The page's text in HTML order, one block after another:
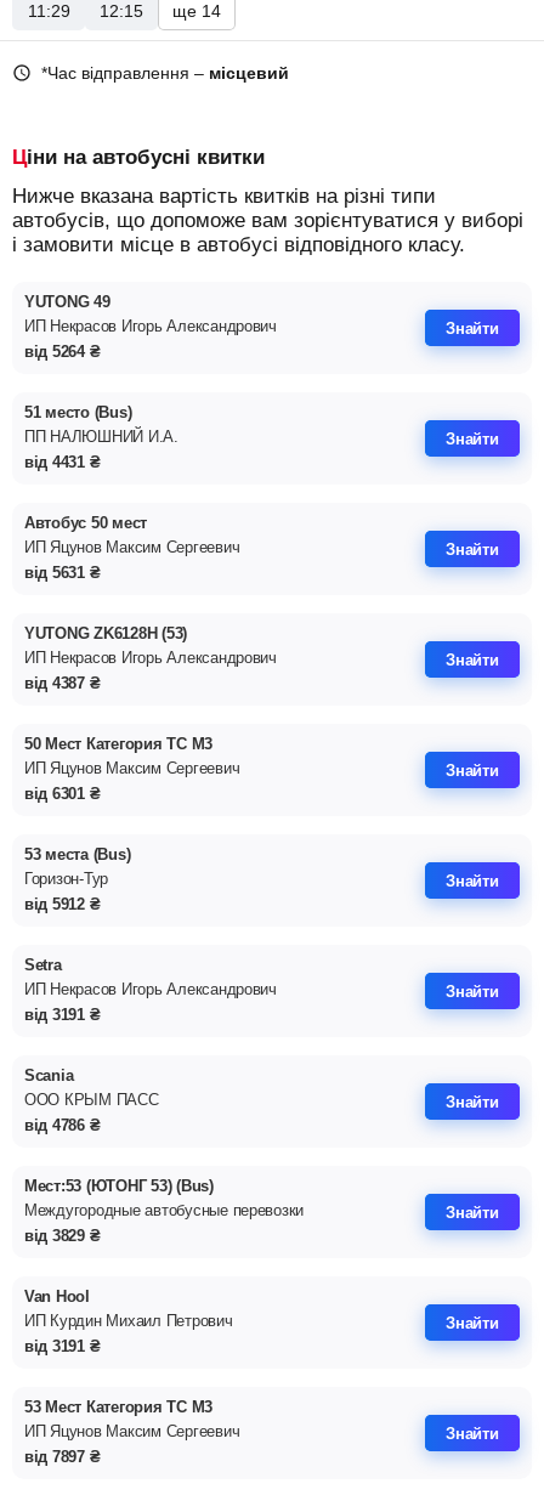
11:29
12:15 ще 14
*Час відправлення – місцевий
Ціни на автобусні квитки
Нижче вказана вартість квитків на різні типи
автобусів, що допоможе вам зорієнтуватися у виборі
і замовити місце в автобусі відповідного класу.
YUTONG 49
ИП Некрасов Игорь Александрович
від 5264 ₴
Знайти
51 место (Bus)
ПП НАЛЮШНИЙ И.А.
від 4431 ₴
Знайти
Автобус 50 мест
ИП Яцунов Максим Сергеевич
від 5631 ₴
Знайти
YUTONG ZK6128Н (53)
ИП Некрасов Игорь Александрович
від 4387 ₴
Знайти
50 Мест Категория ТС М3
ИП Яцунов Максим Сергеевич
від 6301 ₴
Знайти
53 места (Bus)
Горизон-Тур
від 5912 ₴
Знайти
Setra
ИП Некрасов Игорь Александрович
від 3191 ₴
Знайти
Scania
ООО КРЫМ ПАСС
від 4786 ₴
Знайти
Мест:53 (ЮТОНГ 53) (Bus)
Междугородные автобусные перевозки
від 3829 ₴
Знайти
Van Hool
ИП Курдин Михаил Петрович
від 3191 ₴
Знайти
53 Мест Категория ТС М3
ИП Яцунов Максим Сергеевич
від 7897 ₴
Знайти